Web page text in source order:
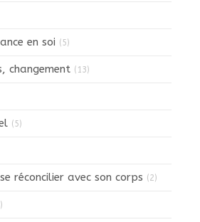
en soi (5)
changement (13)
(5)
réconcilier avec son corps (2)